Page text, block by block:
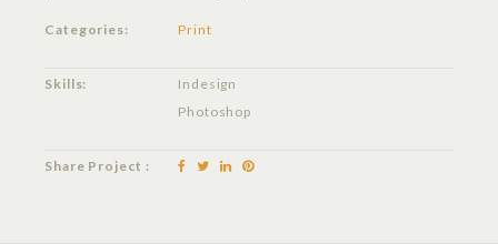
Categories: Print
Skills:
Indesign
Photoshop
Share Project :